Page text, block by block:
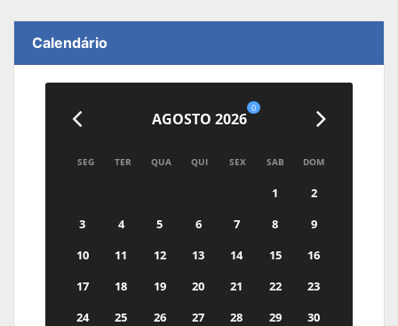
Calendário
AGOSTO 2026
0
SEG TER QUA QUI SEX SAB DOM
1
2
3
4 5 6 7 8
9
10
11 12 13 14 15
16
17
18 19 20 21 22
23
24
25 26 27 28 29
30